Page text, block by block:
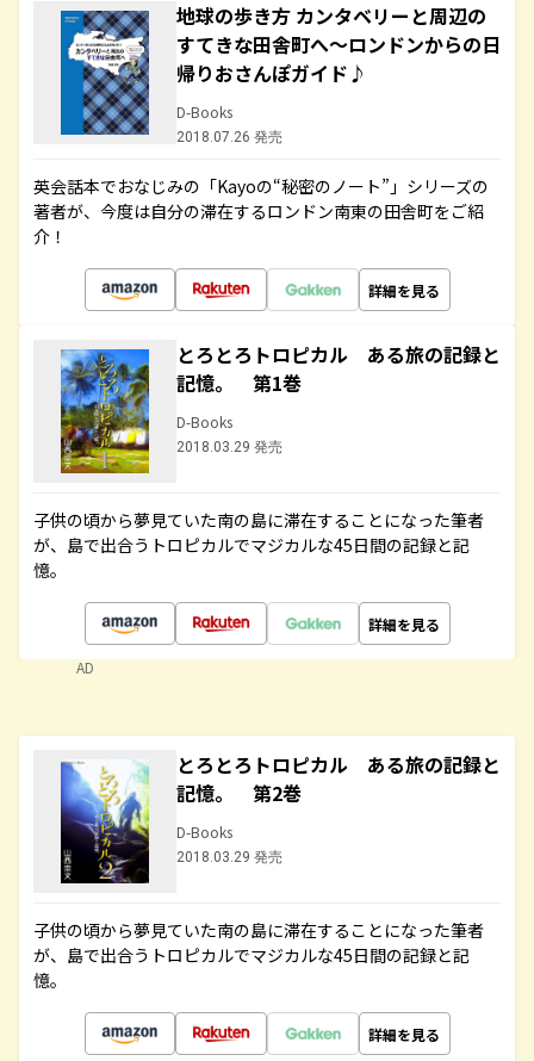
地球の歩き方 カンタベリーと周辺の
すてきな田舎町へ～ロンドンからの日
帰りおさんぽガイド♪
D-Books
2018.07.26 発売
英会話本でおなじみの「Kayoの“秘密のノート”」シリーズの
著者が、今度は自分の滞在するロンドン南東の田舎町をご紹
介！
詳細を見る
とろとろトロピカル ある旅の記録と
記憶。 第1巻
D-Books
2018.03.29 発売
子供の頃から夢見ていた南の島に滞在することになった筆者
が、島で出合うトロピカルでマジカルな45日間の記録と記
憶。
詳細を見る
AD
とろとろトロピカル ある旅の記録と
記憶。 第2巻
D-Books
2018.03.29 発売
子供の頃から夢見ていた南の島に滞在することになった筆者
が、島で出合うトロピカルでマジカルな45日間の記録と記
憶。
詳細を見る